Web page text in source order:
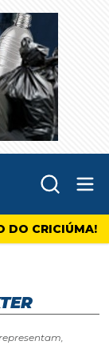
DO CRICIÚMA!